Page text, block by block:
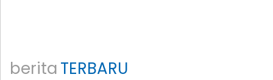
beritaTERBARU